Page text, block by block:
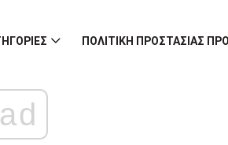
ΠΟΛΙΤΙΚΉ ΠΡΟΣΤΑΣΊΑΣ
ad